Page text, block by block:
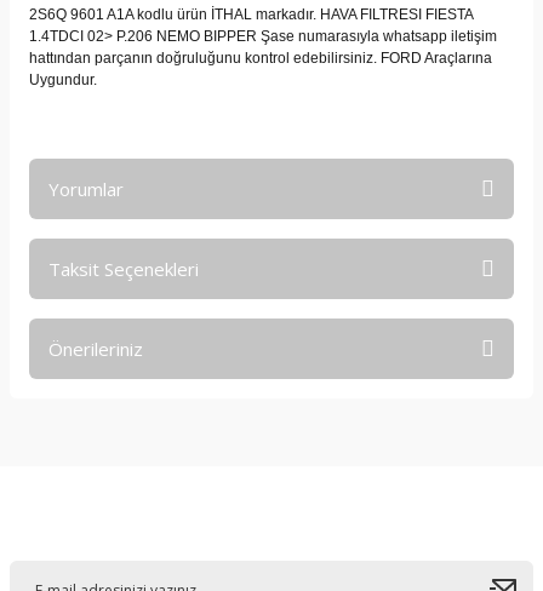
2S6Q 9601 A1A kodlu ürün İTHAL markadır. HAVA FILTRESI FIESTA
1.4TDCI 02> P.206 NEMO BIPPER Şase numarasıyla whatsapp iletişim
hattından parçanın doğruluğunu kontrol edebilirsiniz. FORD Araçlarına
Uygundur.
Yorumlar
Taksit Seçenekleri
Önerileriniz